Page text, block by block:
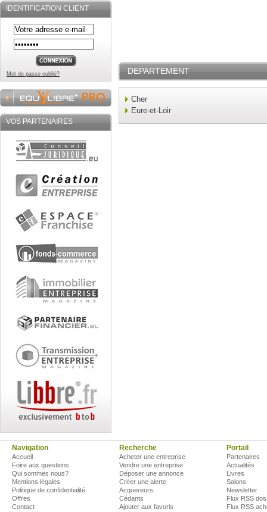
IDENTIFICATION CLIENT
Mot de passe oublié?
VOS PARTENAIRES
DEPARTEMENT
Cher
Eure-et-Loir
Navigation
Accueil
Foire aux questions
Qui sommes nous?
Mentions légales
Politique de confidentialité
Offres
Contact
Recherche
Acheter une entreprise
Vendre une entreprise
Déposer une annonce
Créer une alerte
Acquereurs
Cédants
Ajouter aux favoris
Portail
Partenaires
Actualités
Livres
Salons
Newsletter
Flux RSS
Flux RSS